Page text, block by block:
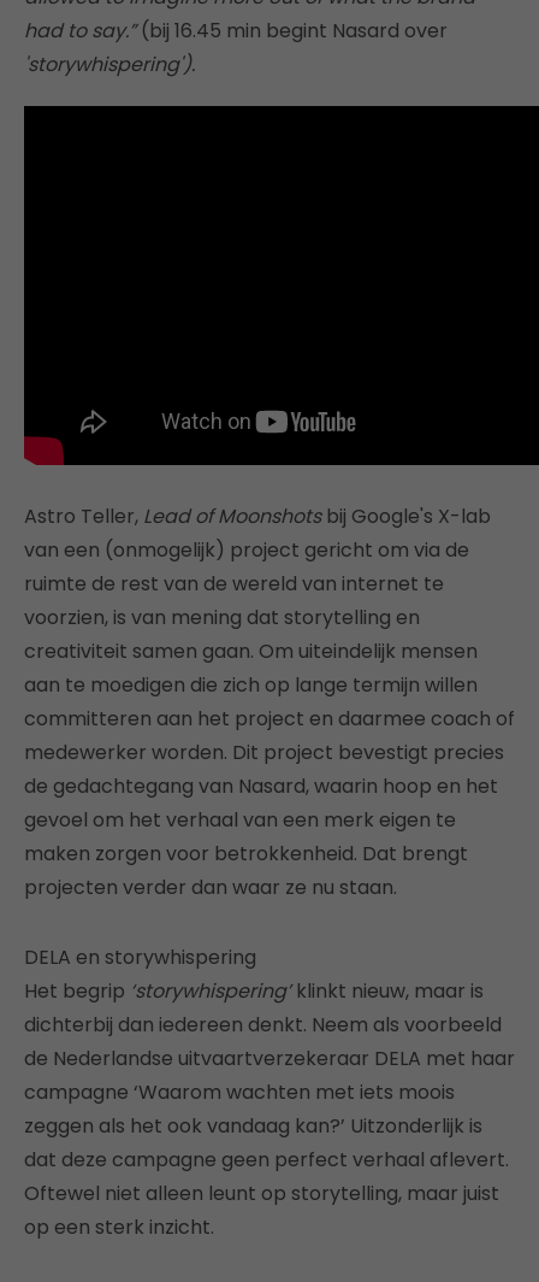
had to say.”(bij 16.45 min begint Nasard over
'storywhispering').
Astro Teller, Lead of Moonshotsbij Google's X-lab
van een (onmogelijk) project gericht om via de
ruimte de rest van de wereld van internet te
voorzien, is van mening dat storytelling en
creativiteit samen gaan. Om uiteindelijk mensen
aan te moedigen die zich op lange termijn willen
committeren aan het project en daarmee coach of
medewerker worden. Dit project bevestigt precies
de gedachtegang van Nasard, waarin hoop en het
gevoel om het verhaal van een merk eigen te
maken zorgen voor betrokkenheid. Dat brengt
projecten verder dan waar ze nu staan.
DELA en storywhispering
Het begrip ‘storywhispering’klinkt nieuw, maar is
dichterbij dan iedereen denkt. Neem als voorbeeld
de Nederlandse uitvaartverzekeraar DELA met haar
campagne ‘Waarom wachten met iets moois
zeggen als het ook vandaag kan?’ Uitzonderlijk is
dat deze campagne geen perfect verhaal aflevert.
Oftewel niet alleen leunt op storytelling, maar juist
op een sterk inzicht.